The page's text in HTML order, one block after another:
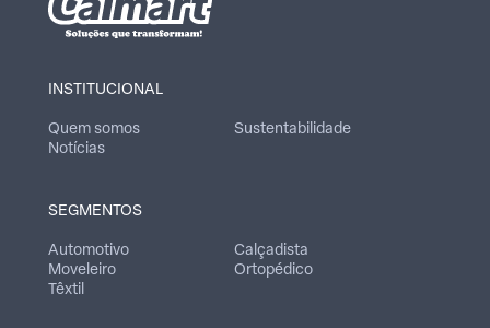
INSTITUCIONAL
Quem somos
Sustentabilidade
Notícias
SEGMENTOS
Automotivo
Calçadista
Moveleiro
Ortopédico
Têxtil